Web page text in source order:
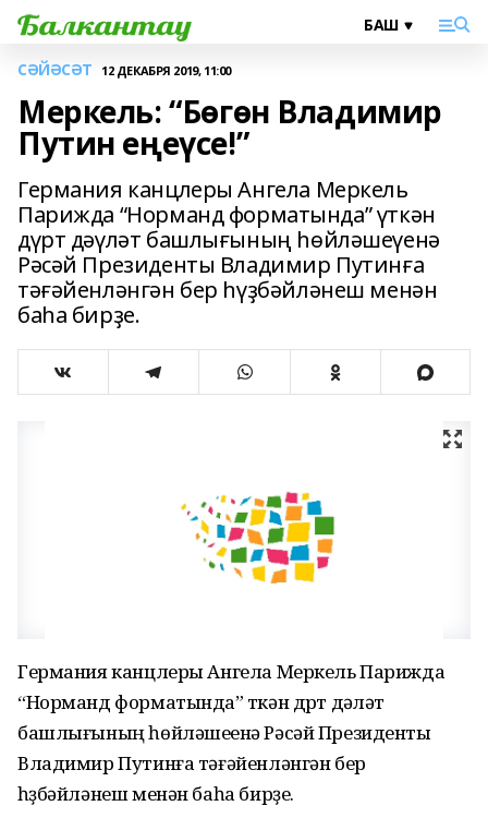
СӘЙӘСӘТ 12 ДЕКАБРЯ 2019, 11:00
Меркель: “Бөгөн Владимир
Путин еңеүсе!”
Германия канцлеры Ангела Меркель
Парижда “Норманд форматында” үткән
дүрт дәүләт башлығының һөйләшеүенә
Рәсәй Президенты Владимир Путинға
тәғәйенләнгән бер һүҙбәйләнеш менән
баһа бирҙе.
Германия канцлеры Ангела Меркель Парижда
“Норманд форматында” үткән дүрт дәүләт
башлығының һөйләшеүенә Рәсәй Президенты
Владимир Путинға тәғәйенләнгән бер
һүҙбәйләнеш менән баһа бирҙе.